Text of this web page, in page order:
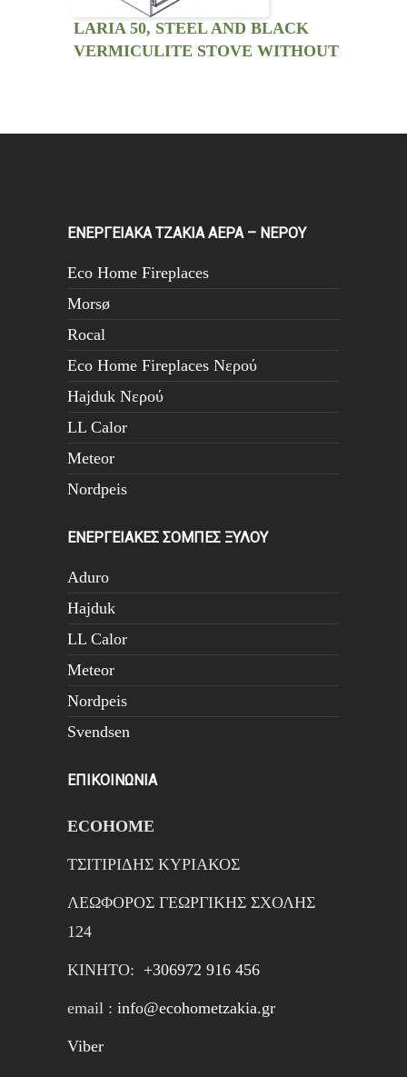
LARIA 50, STEEL AND BLACK
VERMICULITE STOVE WITHOUT
ΕΝΕΡΓΕΙΑΚΑ ΤΖΑΚΙΑ ΑΕΡΑ – ΝΕΡΟΥ
Eco Home Fireplaces
Morsø
Rocal
Eco Home Fireplaces Νερού
Hajduk Νερού
LL Calor
Meteor
Nordpeis
ΕΝΕΡΓΕΙΑΚΕΣ ΣΟΜΠΕΣ ΞΥΛΟΥ
Aduro
Hajduk
LL Calor
Meteor
Nordpeis
Svendsen
ΕΠΙΚΟΙΝΩΝΙΑ
ECOHOME
ΤΣΙΤΙΡΙΔΗΣ ΚΥΡΙΑΚΟΣ
ΛΕΩΦΟΡΟΣ ΓΕΩΡΓΙΚΗΣ ΣΧΟΛΗΣ
124
ΚΙΝΗTΟ: +306972 916 456
email : info@ecohometzakia.gr
Viber